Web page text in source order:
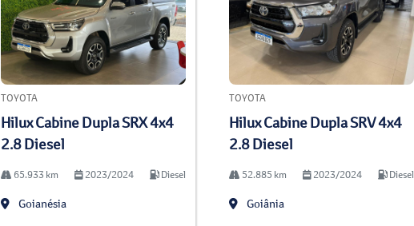
TOYOTA
Hilux Cabine Dupla SRX 4x4
2.8 Diesel
65.933 km 2023/2024 Diesel
Goianésia
TOYOTA
Hilux Cabine Dupla SRV 4x4
2.8 Diesel
52.885 km 2023/2024 Diesel
Goiânia